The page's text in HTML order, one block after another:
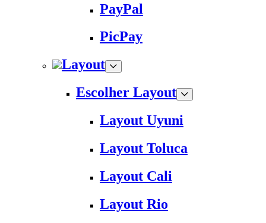
PayPal
PicPay
Layout
Escolher Layout
Layout Uyuni
Layout Toluca
Layout Cali
Layout Rio